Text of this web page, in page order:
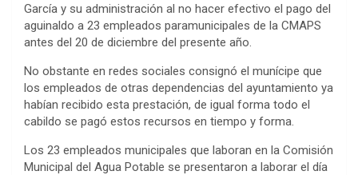
García y su administración al no hacer efectivo el pago del
aguinaldo a 23 empleados paramunicipales de la CMAPS
antes del 20 de diciembre del presente año.
No obstante en redes sociales consignó el munícipe que
los empleados de otras dependencias del ayuntamiento ya
habían recibido esta prestación, de igual forma todo el
cabildo se pagó estos recursos en tiempo y forma.
Los 23 empleados municipales que laboran en la Comisión
Municipal del Agua Potable se presentaron a laborar el día